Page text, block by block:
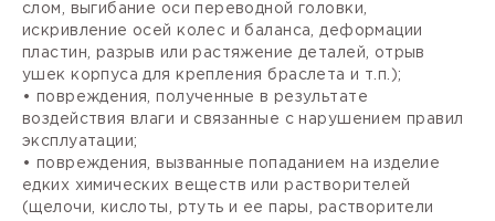
слом, выгибание оси переводной головки,
искривление осей колес и баланса, деформации
пластин, разрыв или растяжение деталей, отрыв
ушек корпуса для крепления браслета и т.п.);
• повреждения, полученные в результате
воздействия влаги и связанные с нарушением правил
эксплуатации;
• повреждения, вызванные попаданием на изделие
едких химических веществ или растворителей
(щелочи, кислоты, ртуть и ее пары, растворители